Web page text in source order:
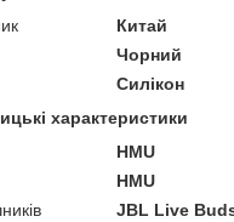
Китай
Чорний
Силікон
характеристики
HMU
HMU
JBL Live